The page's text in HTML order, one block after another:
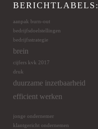
BERICHTLABELS:
aanpak burn-out
bedrijfsdoelstellingen
bedrijfsstrategie
brein
cijfers kvk 2017
druk
duurzame inzetbaarheid
efficient werken
jonge ondernemer
klantgericht ondernemen